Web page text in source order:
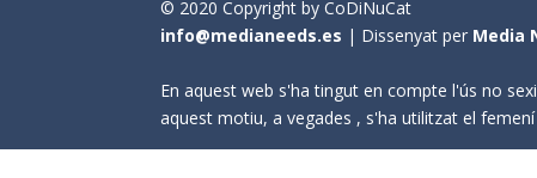
© 2020 Copyright by CoDiNuCat
info@medianeeds.es | Dissenyat per Media
En aquest web s'ha tingut en compte l'ús no
aquest motiu, a vegades , s'ha utilitzat el